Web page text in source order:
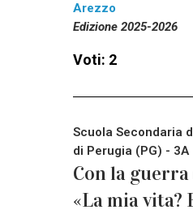
Arezzo
Edizione 2025-2026
Voti: 2
Scuola Secondaria
di Perugia (PG) - 3A
Con la
«La mia vita?